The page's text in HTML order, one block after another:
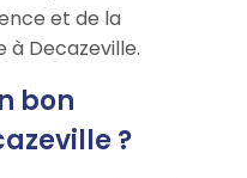
et de la
Decazeville.
bon
?